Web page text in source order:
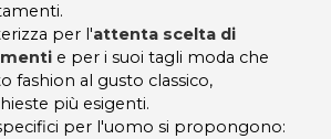
per l'attenta scelta di
e per i suoi tagli moda che
fashion al gusto classico,
più esigenti.
per l'uomo si propongono: